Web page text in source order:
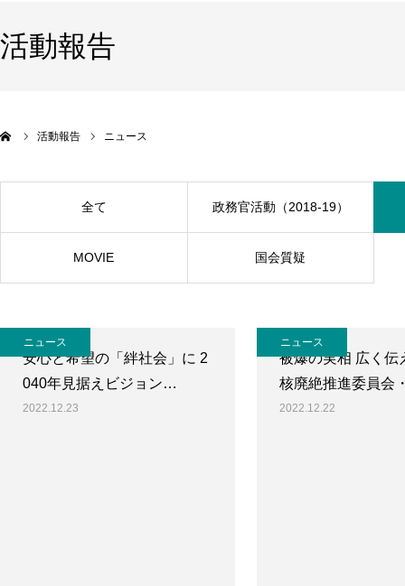
活動報告
活動報告 ニュース
全て 政務官活動（2018-19）
MOVIE 国会質疑
ニュース
安心と希望の「絆社会」に 2
040年見据えビジョン…
2022.12.23
ニュース
被爆の実相 広く
核廃絶推進委員会
2022.12.22